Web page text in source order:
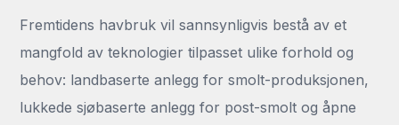
Fremtidens havbruk vil sannsynligvis bestå av et
mangfold av teknologier tilpasset ulike forhold og
behov: landbaserte anlegg for smolt-produksjonen,
lukkede sjøbaserte anlegg for post-smolt og åpne